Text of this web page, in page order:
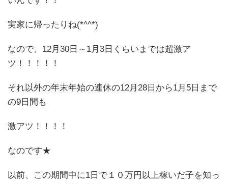
実家に帰ったりね(*^^*)
なので、12月30日～1月3日くらいまでは超激ア
ツ！！！！！
それ以外の年末年始の連休の12月28日から1月5日まで
の9日間も
激アツ！！！！
なのです★
以前、この期間中に1日で１０万円以上稼いだ子を知っ